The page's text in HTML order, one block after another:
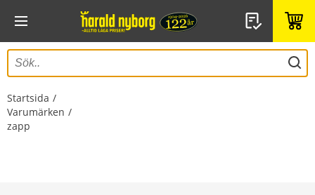
Startsida
Varumärken
zapp